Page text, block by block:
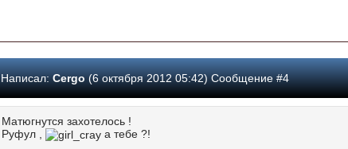
Написал: Cergo(6 октября 2012 05:42) Сообщение #4
Матюгнутся захотелось !
Руфул ,
а тебе ?!